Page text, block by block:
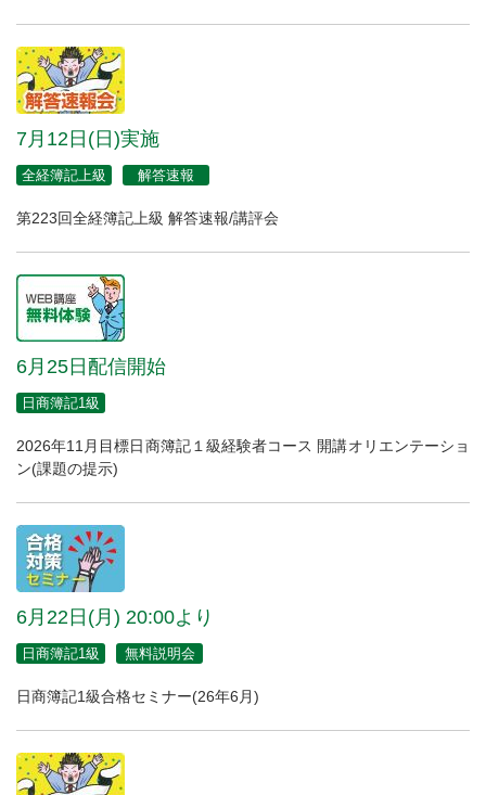
7月12日(日)実施
全経簿記上級 解答速報
第223回全経簿記上級 解答速報/講評会
6月25日配信開始
日商簿記1級
2026年11月目標日商簿記１級経験者コース 開講オリエンテーショ
ン(課題の提示)
6月22日(月) 20:00より
日商簿記1級 無料説明会
日商簿記1級合格セミナー(26年6月)